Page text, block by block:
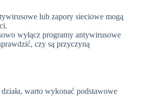
lub zapory sieciowe mogą
wyłącz programy antywirusowe
czy są przyczyną
warto wykonać podstawowe